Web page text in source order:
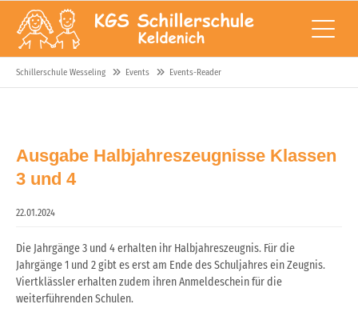
Schillerschule Wesseling Events Events-Reader
Ausgabe Halbjahreszeugnisse Klassen
3 und 4
22.01.2024
Die Jahrgänge 3 und 4 erhalten ihr Halbjahreszeugnis. Für die
Jahrgänge 1 und 2 gibt es erst am Ende des Schuljahres ein Zeugnis.
Viertklässler erhalten zudem ihren Anmeldeschein für die
weiterführenden Schulen.